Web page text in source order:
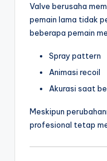
Valve berusaha
pemain lama tidak
beberapa pemain
Spray pattern
Animasi recoil
Akurasi saat
Meskipun
profesional tetap